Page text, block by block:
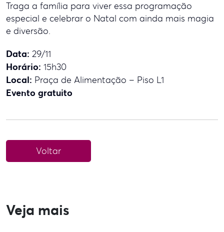
Traga a família para viver essa programação
especial e celebrar o Natal com ainda mais magia
e diversão.
Data: 29/11
Horário: 15h30
Local: Praça de Alimentação – Piso L1
Evento gratuito
Voltar
Veja mais